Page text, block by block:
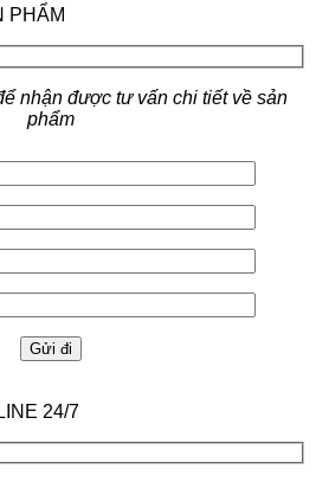
PHẨM
nhận được tư vấn chi tiết về sản
phẩm
24/7